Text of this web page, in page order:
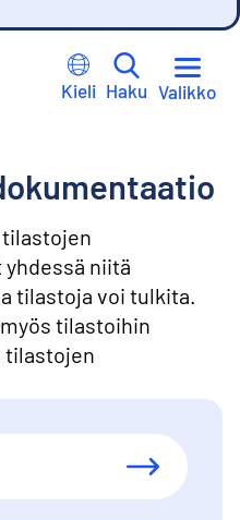
Kieli Haku Valikko
niitä
tilastoja voi tulkita.
tilastoihin
tilastojen